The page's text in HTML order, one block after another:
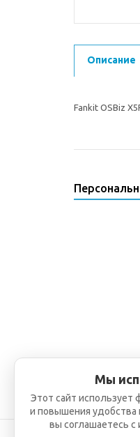
Описание
Fankit OSBiz
Мы
Этот сайт использует
и повышения удобства
вы соглашаетесь